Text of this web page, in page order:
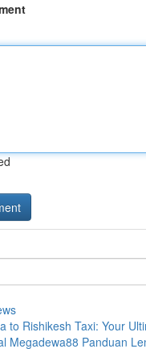
to Rishikesh Taxi: Your
Megadewa88 Panduan